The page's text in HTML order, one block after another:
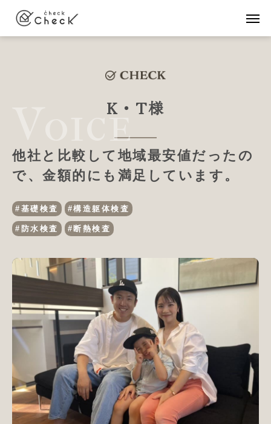
K・T様
他社と比較して地域最安値だったの
で、金額的にも満足しています。
#基礎検査 #構造躯体検査
#防水検査 #断熱検査